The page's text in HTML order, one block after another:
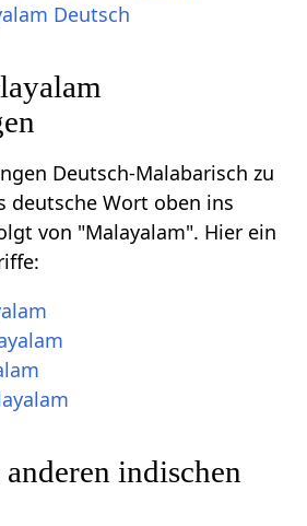
Deutsch
Deutsch-Malabarisch zu
deutsche Wort oben ins
von "Malayalam". Hier ein
indischen